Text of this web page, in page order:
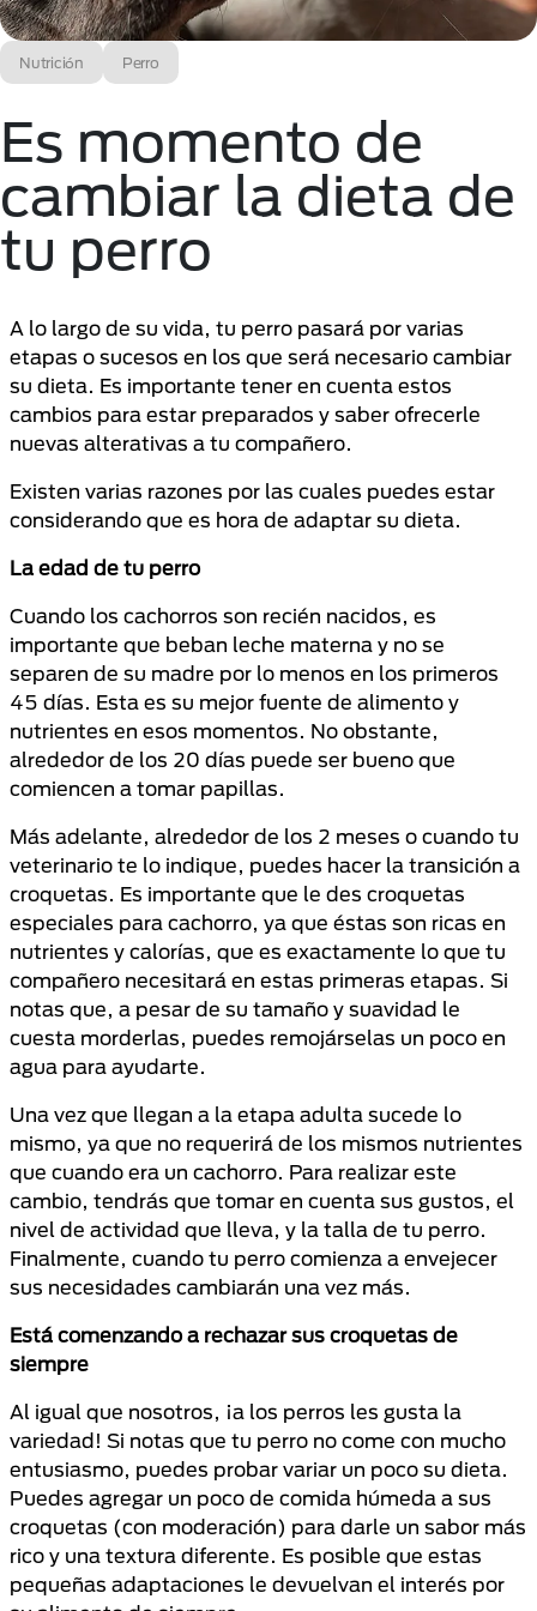
Nutrición Perro
Es momento de
cambiar la dieta de
tu perro
A lo largo de su vida, tu perro pasará por varias
etapas o sucesos en los que será necesario cambiar
su dieta. Es importante tener en cuenta estos
cambios para estar preparados y saber ofrecerle
nuevas alterativas a tu compañero.
Existen varias razones por las cuales puedes estar
considerando que es hora de adaptar su dieta.
La edad de tu perro
Cuando los cachorros son recién nacidos, es
importante que beban leche materna y no se
separen de su madre por lo menos en los primeros
45 días. Esta es su mejor fuente de alimento y
nutrientes en esos momentos. No obstante,
alrededor de los 20 días puede ser bueno que
comiencen a tomar papillas.
Más adelante, alrededor de los 2 meses o cuando tu
veterinario te lo indique, puedes hacer la transición a
croquetas. Es importante que le des croquetas
especiales para cachorro, ya que éstas son ricas en
nutrientes y calorías, que es exactamente lo que tu
compañero necesitará en estas primeras etapas. Si
notas que, a pesar de su tamaño y suavidad le
cuesta morderlas, puedes remojárselas un poco en
agua para ayudarte.
Una vez que llegan a la etapa adulta sucede lo
mismo, ya que no requerirá de los mismos nutrientes
que cuando era un cachorro. Para realizar este
cambio, tendrás que tomar en cuenta sus gustos, el
nivel de actividad que lleva, y la talla de tu perro.
Finalmente, cuando tu perro comienza a envejecer
sus necesidades cambiarán una vez más.
Está comenzando a rechazar sus croquetas de
siempre
Al igual que nosotros, ¡a los perros les gusta la
variedad! Si notas que tu perro no come con mucho
entusiasmo, puedes probar variar un poco su dieta.
Puedes agregar un poco de comida húmeda a sus
croquetas (con moderación) para darle un sabor más
rico y una textura diferente. Es posible que estas
pequeñas adaptaciones le devuelvan el interés por